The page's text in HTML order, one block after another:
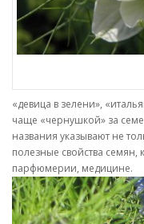
«девица в зелени»,
чаще «чернушкой» за
названия указывают не
полезные свойства
парфюмерии, медицине.